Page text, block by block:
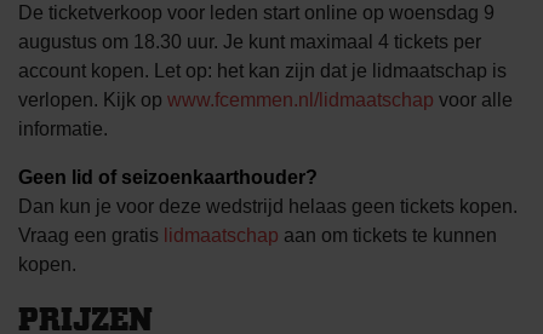
De ticketverkoop voor leden start online op woensdag 9
augustus om 18.30 uur. Je kunt maximaal 4 tickets per
account kopen. Let op: het kan zijn dat je lidmaatschap is
verlopen. Kijk op www.fcemmen.nl/lidmaatschap voor alle
informatie.
Geen lid of seizoenkaarthouder?
Dan kun je voor deze wedstrijd helaas geen tickets kopen.
Vraag een gratis lidmaatschap aan om tickets te kunnen
kopen.
PRIJZEN